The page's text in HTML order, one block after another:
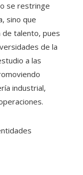
se restringe
sino que
de talento, pues
de la
a las
industrial,